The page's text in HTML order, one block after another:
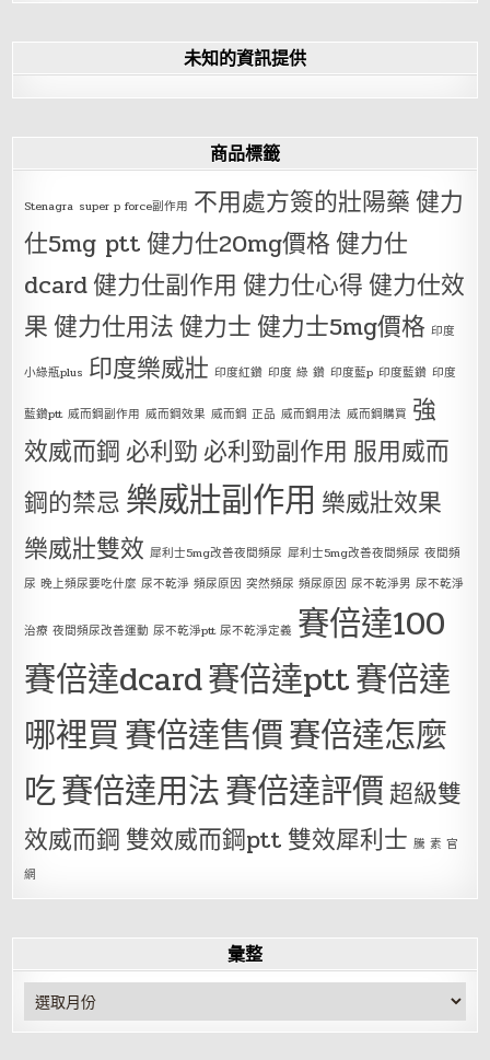
未知的資訊提供
商品標籤
Stenagra super p force副作用 不用處方簽的壯陽藥健力
仕5mg ptt健力仕20mg價格健力仕
dcard健力仕副作用 健力仕心得健力仕效
果健力仕用法健力士健力士5mg價格 印度
小綠瓶plus 印度樂威壯 印度紅鑽 印度 綠 鑽 印度藍p 印度藍鑽 印度
藍鑽ptt 威而鋼副作用 威而鋼效果 威而鋼 正品 威而鋼用法 威而鋼購買 強
效威而鋼 必利勁 必利勁副作用 服用威而
鋼的禁忌 樂威壯副作用 樂威壯效果
樂威壯雙效 犀利士5mg改善夜間頻尿 犀利士5mg改善夜間頻尿 夜間頻
尿 晚上頻尿要吃什麼 尿不乾淨 頻尿原因 突然頻尿 頻尿原因 尿不乾淨男 尿不乾淨
治療 夜間頻尿改善運動 尿不乾淨ptt 尿不乾淨定義 賽倍達100
賽倍達dcard賽倍達ptt賽倍達
哪裡買賽倍達售價賽倍達怎麼
吃賽倍達用法賽倍達評價超級雙
效威而鋼 雙效威而鋼ptt 雙效犀利士 騰 素 官
網
彙整
彙
整